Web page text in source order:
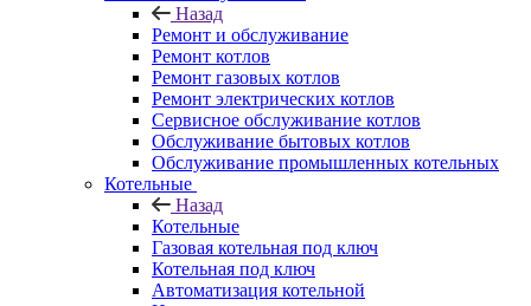
Назад
Ремонт и обслуживание
Ремонт котлов
Ремонт газовых котлов
Ремонт электрических котлов
Сервисное обслуживание котлов
Обслуживание бытовых котлов
Обслуживание промышленных котельных
Котельные
Назад
Котельные
Газовая котельная под ключ
Котельная под ключ
Автоматизация котельной